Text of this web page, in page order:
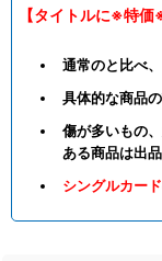
【タイトルに※特価
通常のと比べ、
具体的な商品
傷が多いもの
ある商品は出
シングルカー